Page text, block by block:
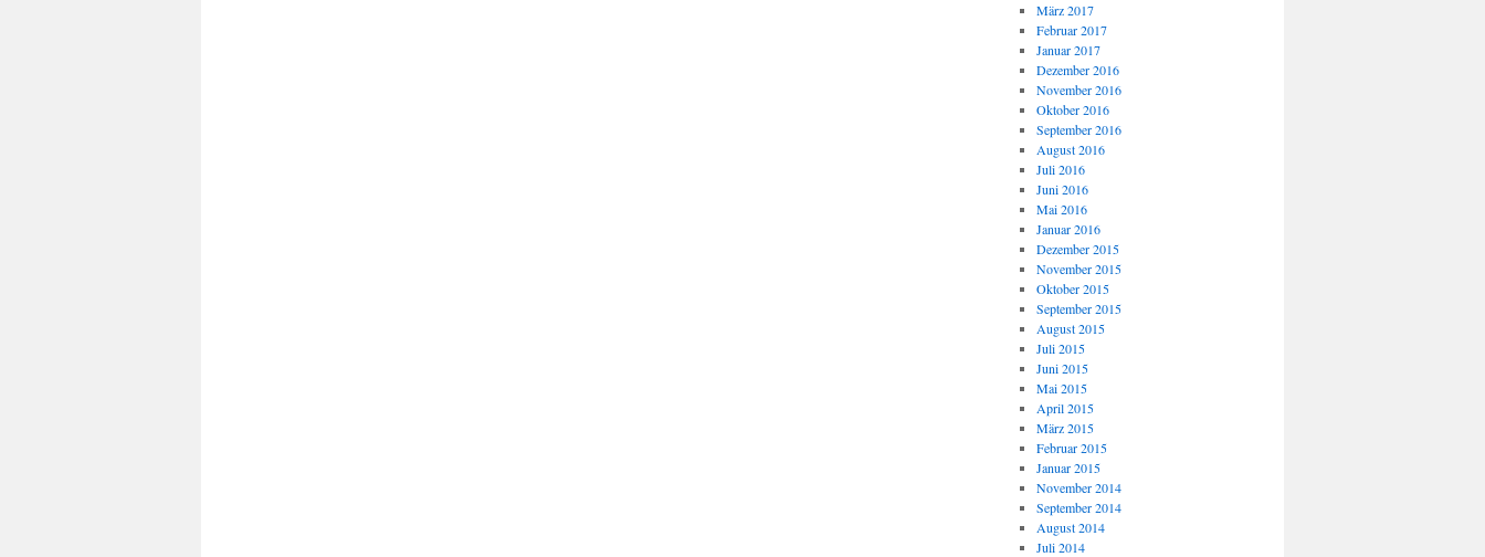
März 2017
Februar 2017
Januar 2017
Dezember 2016
November 2016
Oktober 2016
September 2016
August 2016
Juli 2016
Juni 2016
Mai 2016
Januar 2016
Dezember 2015
November 2015
Oktober 2015
September 2015
August 2015
Juli 2015
Juni 2015
Mai 2015
April 2015
März 2015
Februar 2015
Januar 2015
November 2014
September 2014
August 2014
Juli 2014